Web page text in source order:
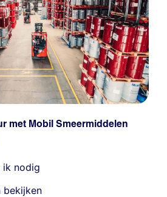
met Mobil Smeermiddelen
ik nodig
bekijken